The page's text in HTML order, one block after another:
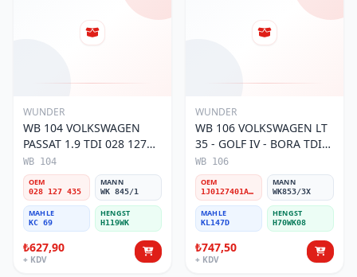
WUNDER
WB 104 VOLKSWAGEN
PASSAT 1.9 TDI 028 127
435 Yakıt/Mazot Filtresi
WB 104
OEM
028 127 435
MANN
WK 845/1
MAHLE
KC 69
HENGST
H119WK
₺627,90
+ KDV
WUNDER
WB 106 VOLKSWAGEN LT
35 - GOLF IV - BORA TDI
1J0 127 401 Yakıt/Mazot
Filtresi
WB 106
OEM
1J0127401A/2D0127399/1J0127399A
MANN
WK853/3X
MAHLE
KL147D
HENGST
H70WK08
₺747,50
+ KDV